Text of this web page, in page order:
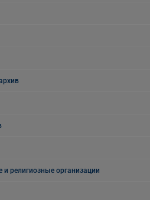
религиозные организации